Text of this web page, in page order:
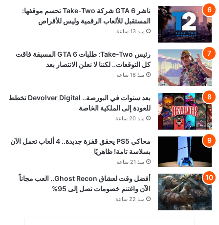
ناشر GTA 6 شركة Take-Two تحسم موقفها:
المستقبل للألعاب الرقمية وليس للأقراص
منذ 13 ساعة
رئيس Take-Two: طلبات GTA 6 المسبقة فاقت
كل التوقعات.. لكننا لا نعلن الانتصار بعد
منذ 16 ساعة
بعد سنوات في البورصة.. Devolver Digital تخطط
للعودة إلى الملكية الخاصة
منذ 20 ساعة
محاكي PS5 يحقق قفزة جديدة.. 4 ألعاب تعمل الآن
بسلاسة تامة! ظاهريًا
منذ 21 ساعة
أفضل وقت لعشاق Ghost Recon.. العب مجاناً
الآن واغتنم خصومات تصل إلى 95%
منذ 22 ساعة